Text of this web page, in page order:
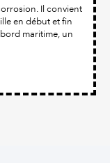
Il convient
en début et fin
maritime, un